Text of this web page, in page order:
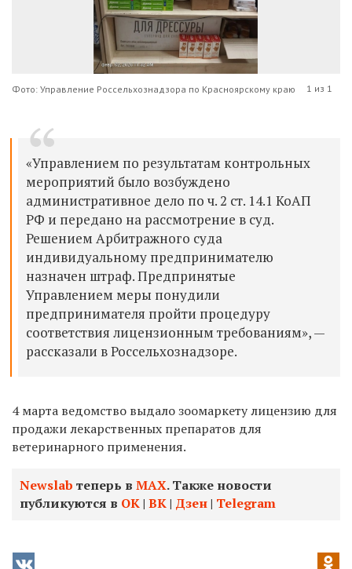
Фото: Управление Россельхознадзора по Красноярскому краю 1 из 1
«Управлением по результатам контрольных
мероприятий было возбуждено
административное дело по ч. 2 ст. 14.1 КоАП
РФ и передано на рассмотрение в суд.
Решением Арбитражного суда
индивидуальному предпринимателю
назначен штраф. Предпринятые
Управлением меры понудили
предпринимателя пройти процедуру
соответствия лицензионным требованиям», —
рассказали в Россельхознадзоре.
4 марта ведомство выдало зоомаркету лицензию для
продажи лекарственных препаратов для
ветеринарного применения.
Newslab теперь в МАХ. Также новости
публикуются в ОК| ВК| Дзен| Telegram